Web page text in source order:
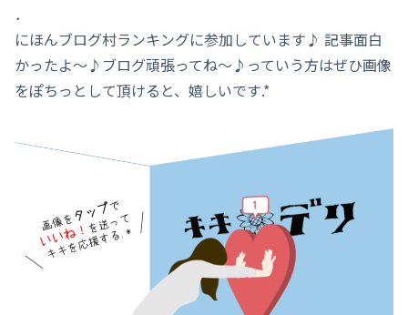
．
にほんブログ村ランキングに参加しています♪ 記事面白
かったよ～♪ブログ頑張ってね～♪っていう方はぜひ画像
をぽちっとして頂けると、嬉しいです.*